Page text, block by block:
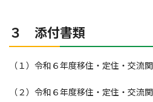
３ 添付書類
（１）令和６年度移住・定住・交流
（２）令和６年度移住・定住・交流